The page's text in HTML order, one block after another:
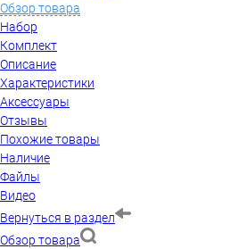
Обзор товара
Набор
Комплект
Описание
Характеристики
Аксессуары
Отзывы
Похожие товары
Наличие
Файлы
Видео
Вернуться в раздел
Обзор товара